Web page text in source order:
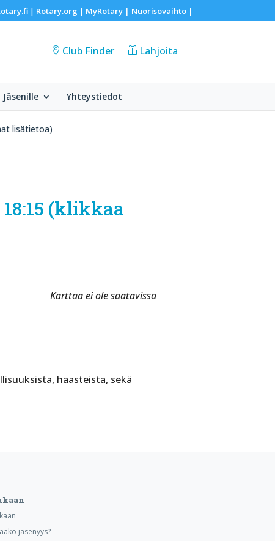
| Rotary.org | MyRotary | Nuorisovaihto|
Club Finder Lahjoita
Jäsenille Yhteystiedot
lisätietoa)
(klikkaa
Karttaa ei ole saatavissa
haasteista, sekä
jäsenyys?